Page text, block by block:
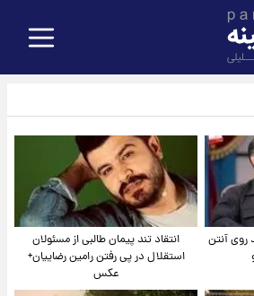
روی آنتن
انتقاد تند پیمان طالبی از مسئولان
استقلال در پی رفتن رامین رضاییان+
عکس